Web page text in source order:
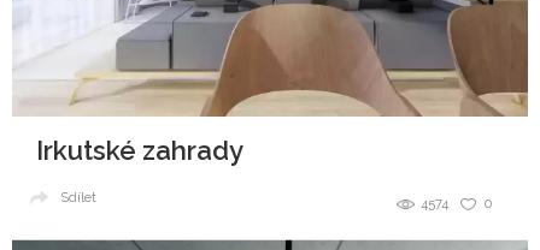
Irkutské zahrady
0
4574
Sdílet